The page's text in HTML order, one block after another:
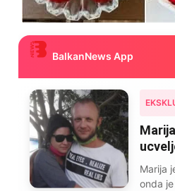
BalkanNews App
Marija
onda